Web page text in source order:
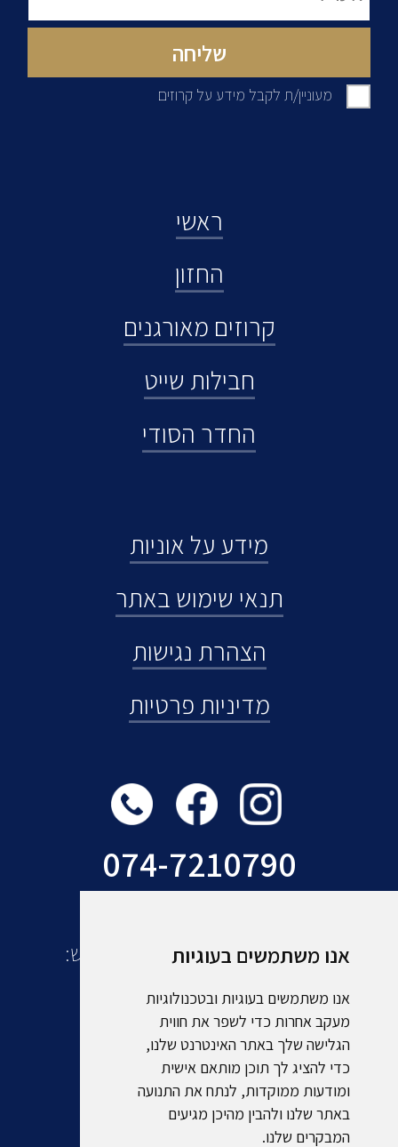
אנו משתמשים בעוגיות
אנו משתמשים בעוגיות ובטכנולוגיות
מעקב אחרות כדי לשפר את חווית
הגלישה שלך באתר האינטרנט שלנו,
כדי להציג לך תוכן מותאם אישית
ומודעות ממוקדות, לנתח את התנועה
באתר שלנו ולהבין מהיכן מגיעים
המבקרים שלנו.
מעוניין/ת לקבל מידע על קרוזים
ראשי
החזון
קרוזים מאורגנים
חבילות שייט
החדר הסודי
מידע על אוניות
תנאי שימוש באתר
הצהרת נגישות
מדיניות פרטיות
074-7210790
עוד מקבוצת אמסלם תיירות ונופש: